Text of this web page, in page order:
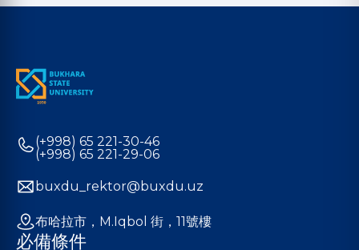
(+998) 65 221-30-46
(+998) 65 221-29-06
buxdu_rektor@buxdu.uz
布哈拉市，M.Iqbol 街，11號樓
必備條件